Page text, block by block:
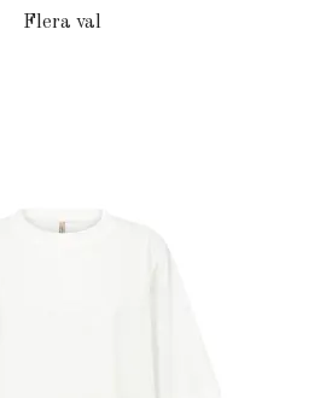
Flera val